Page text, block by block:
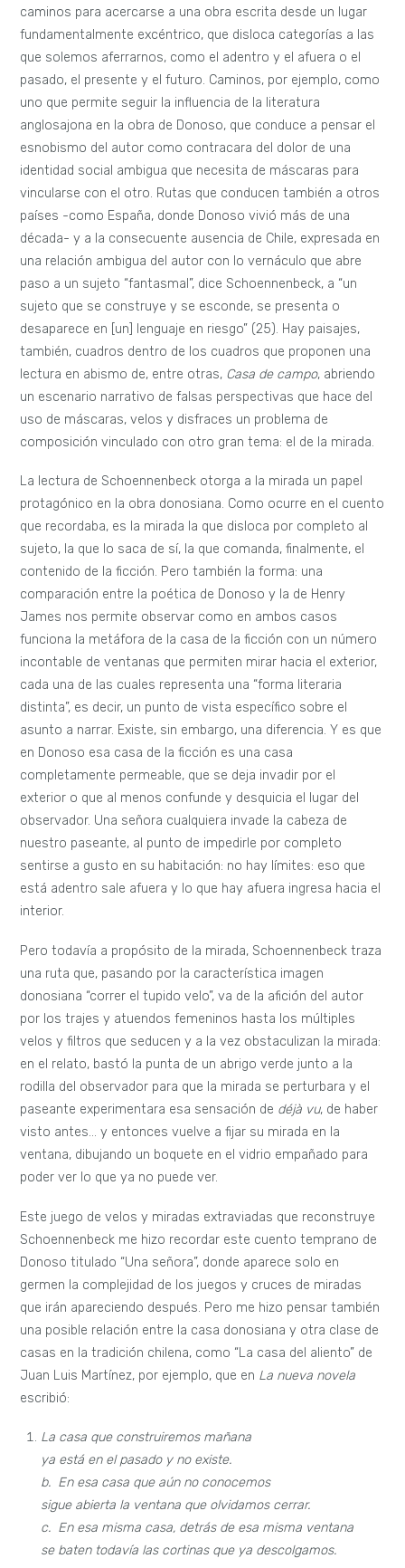
caminos para acercarse a una obra escrita desde un lugar
fundamentalmente excéntrico, que disloca categorías a las
que solemos aferrarnos, como el adentro y el afuera o el
pasado, el presente y el futuro. Caminos, por ejemplo, como
uno que permite seguir la influencia de la literatura
anglosajona en la obra de Donoso, que conduce a pensar el
esnobismo del autor como contracara del dolor de una
identidad social ambigua que necesita de máscaras para
vincularse con el otro. Rutas que conducen también a otros
países -como España, donde Donoso vivió más de una
década- y a la consecuente ausencia de Chile, expresada en
una relación ambigua del autor con lo vernáculo que abre
paso a un sujeto “fantasmal”, dice Schoennenbeck, a “un
sujeto que se construye y se esconde, se presenta o
desaparece en [un] lenguaje en riesgo” (25). Hay paisajes,
también, cuadros dentro de los cuadros que proponen una
lectura en abismo de, entre otras, Casa de campo, abriendo
un escenario narrativo de falsas perspectivas que hace del
uso de máscaras, velos y disfraces un problema de
composición vinculado con otro gran tema: el de la mirada.
La lectura de Schoennenbeck otorga a la mirada un papel
protagónico en la obra donosiana. Como ocurre en el cuento
que recordaba, es la mirada la que disloca por completo al
sujeto, la que lo saca de sí, la que comanda, finalmente, el
contenido de la ficción. Pero también la forma: una
comparación entre la poética de Donoso y la de Henry
James nos permite observar como en ambos casos
funciona la metáfora de la casa de la ficción con un número
incontable de ventanas que permiten mirar hacia el exterior,
cada una de las cuales representa una “forma literaria
distinta”, es decir, un punto de vista específico sobre el
asunto a narrar. Existe, sin embargo, una diferencia. Y es que
en Donoso esa casa de la ficción es una casa
completamente permeable, que se deja invadir por el
exterior o que al menos confunde y desquicia el lugar del
observador. Una señora cualquiera invade la cabeza de
nuestro paseante, al punto de impedirle por completo
sentirse a gusto en su habitación: no hay límites: eso que
está adentro sale afuera y lo que hay afuera ingresa hacia el
interior.
Pero todavía a propósito de la mirada, Schoennenbeck traza
una ruta que, pasando por la característica imagen
donosiana “correr el tupido velo”, va de la afición del autor
por los trajes y atuendos femeninos hasta los múltiples
velos y filtros que seducen y a la vez obstaculizan la mirada:
en el relato, bastó la punta de un abrigo verde junto a la
rodilla del observador para que la mirada se perturbara y el
paseante experimentara esa sensación de déjà vu, de haber
visto antes… y entonces vuelve a fijar su mirada en la
ventana, dibujando un boquete en el vidrio empañado para
poder ver lo que ya no puede ver.
Este juego de velos y miradas extraviadas que reconstruye
Schoennenbeck me hizo recordar este cuento temprano de
Donoso titulado “Una señora”, donde aparece solo en
germen la complejidad de los juegos y cruces de miradas
que irán apareciendo después. Pero me hizo pensar también
una posible relación entre la casa donosiana y otra clase de
casas en la tradición chilena, como “La casa del aliento” de
Juan Luis Martínez, por ejemplo, que en La nueva novela
escribió:
La casa que construiremos mañana
ya está en el pasado y no existe.
b. En esa casa que aún no conocemos
sigue abierta la ventana que olvidamos cerrar.
c. En esa misma casa, detrás de esa misma ventana
se baten todavía las cortinas que ya descolgamos.